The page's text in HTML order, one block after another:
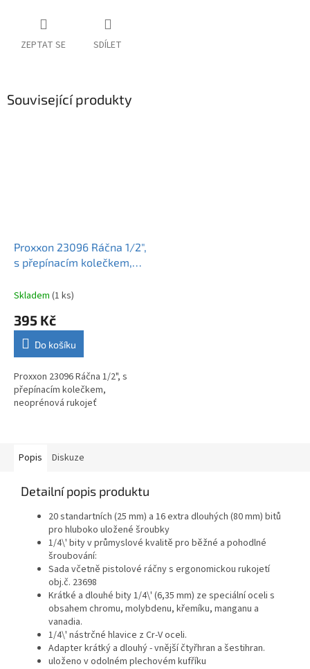
ZEPTAT SE SDÍLET
Související produkty
Proxxon 23096 Ráčna 1/2",
s přepínacím kolečkem,
Skladem (1 ks)
395 Kč
Do košíku
Proxxon 23096 Ráčna 1/2", s
přepínacím kolečkem,
neoprénová rukojeť
Popis Diskuze
Detailní popis produktu
20 standartních (25 mm) a 16 extra dlouhých (80 mm) bitů
pro hluboko uložené šroubky
1/4\' bity v průmyslové kvalitě pro běžné a pohodlné
šroubování:
Sada včetně pistolové ráčny s ergonomickou rukojetí
obj.č. 23698
Krátké a dlouhé bity 1/4\' (6,35 mm) ze speciální oceli s
obsahem chromu, molybdenu, křemíku, manganu a
vanadia.
1/4\' nástrčné hlavice z Cr-V oceli.
Adapter krátký a dlouhý - vnější čtyřhran a šestihran.
uloženo v odolném plechovém kufříku